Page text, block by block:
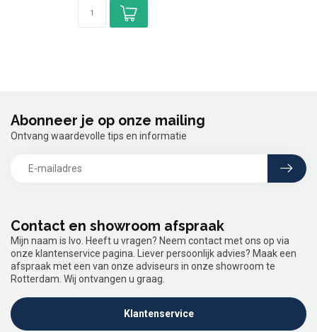
Contact en showroom afspraak
Mijn naam is Ivo. Heeft u vragen? Neem contact met ons op via
onze klantenservice pagina. Liever persoonlijk advies? Maak een
afspraak met een van onze adviseurs in onze showroom te
Rotterdam. Wij ontvangen u graag.
Klantenservice
Abonneer je op onze mailing
Ontvang waardevolle tips en informatie